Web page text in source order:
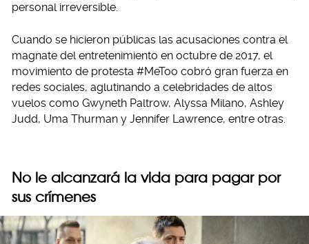
personal irreversible.
Cuando se hicieron públicas las acusaciones contra el
magnate del entretenimiento en octubre de 2017, el
movimiento de protesta #MeToo cobró gran fuerza en
redes sociales, aglutinando a celebridades de altos
vuelos como Gwyneth Paltrow, Alyssa Milano, Ashley
Judd, Uma Thurman y Jennifer Lawrence, entre otras.
No le alcanzará la vida para pagar por
sus crímenes